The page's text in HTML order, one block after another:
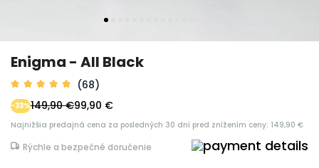
Enigma - All Black
(68)
99,90 €
-33%149,90 €
Najnižšia predajná cena za posledných 30 dní pred znížením ceny: 149,90 €
Rýchle a bezpečné doručenie